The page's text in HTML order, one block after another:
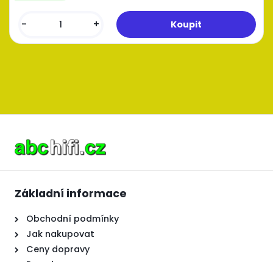
- +
Základní informace
Obchodní podmínky
Jak nakupovat
Ceny dopravy